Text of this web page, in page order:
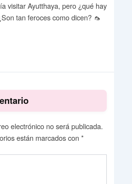
visitar Ayutthaya, pero ¿qué hay
tan feroces como dicen? 🦟
electrónico no será publicada.
están marcados con *